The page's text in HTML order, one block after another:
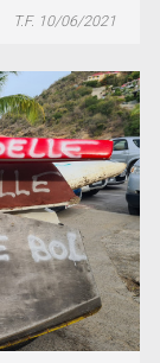
T.F. 10/06/2021